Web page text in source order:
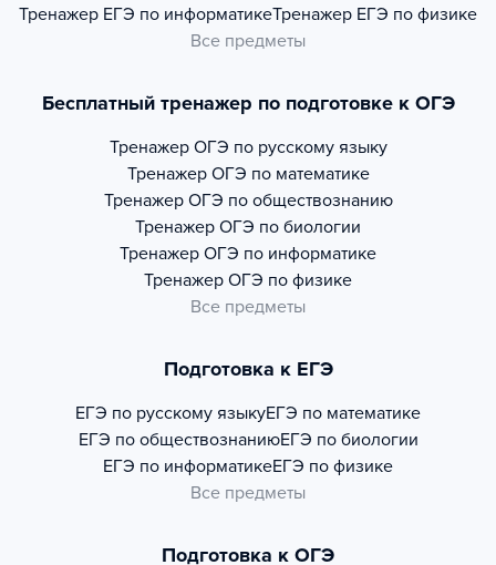
Тренажер ЕГЭ по информатикеТренажер ЕГЭ по физике
Все предметы
Бесплатный тренажер по подготовке к ОГЭ
Тренажер ОГЭ по русскому языку
Тренажер ОГЭ по математике
Тренажер ОГЭ по обществознанию
Тренажер ОГЭ по биологии
Тренажер ОГЭ по информатике
Тренажер ОГЭ по физике
Все предметы
Подготовка к ЕГЭ
ЕГЭ по русскому языкуЕГЭ по математике
ЕГЭ по обществознаниюЕГЭ по биологии
ЕГЭ по информатикеЕГЭ по физике
Все предметы
Подготовка к ОГЭ